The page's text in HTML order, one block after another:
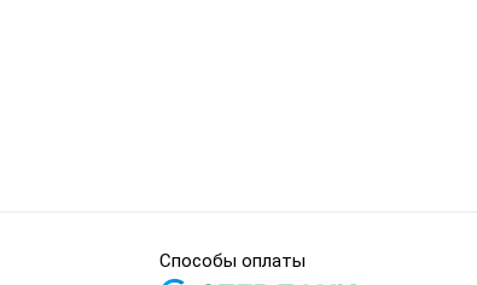
Способы оплаты